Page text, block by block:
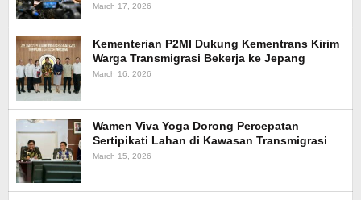
March 17, 2026
Kementerian P2MI Dukung Kementrans Kirim
Warga Transmigrasi Bekerja ke Jepang
March 16, 2026
Wamen Viva Yoga Dorong Percepatan
Sertipikati Lahan di Kawasan Transmigrasi
March 15, 2026